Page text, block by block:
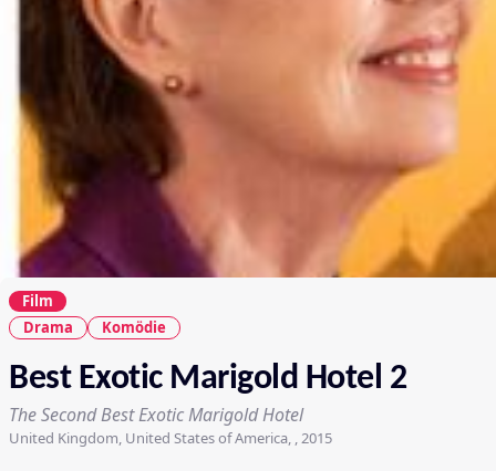
Film
Drama
Komödie
Best Exotic Marigold Hotel 2
The Second Best Exotic Marigold Hotel
United Kingdom, United States of America, , 2015